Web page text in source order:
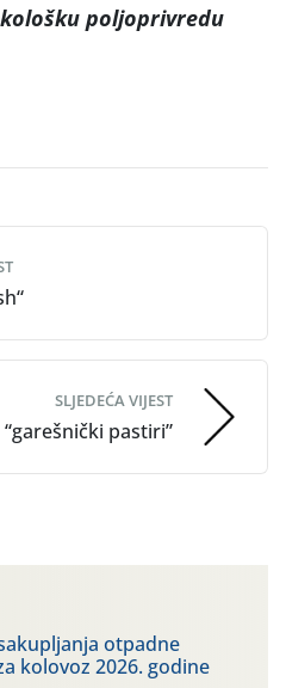
poljoprivredu
SLJEDEĆA VIJEST
pastiri”
otpadne
kolovoz 2026. godine